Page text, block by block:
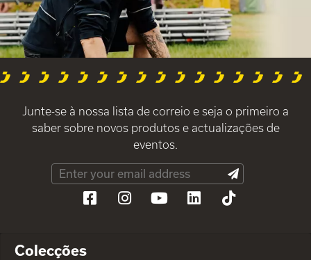
Junte-se à nossa lista de correio e seja o primeiro a
saber sobre novos produtos e actualizações de
eventos.
Colecções